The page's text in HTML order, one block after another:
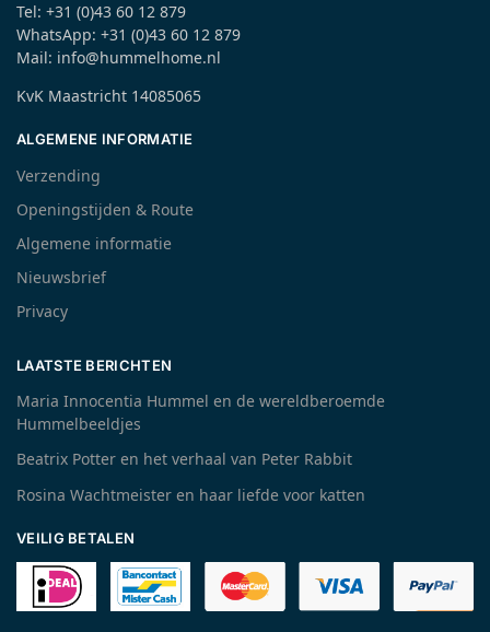
Tel: +31 (0)43 60 12 879
WhatsApp: +31 (0)43 60 12 879
Mail: info@hummelhome.nl
KvK Maastricht 14085065
ALGEMENE INFORMATIE
Verzending
Openingstijden & Route
Algemene informatie
Nieuwsbrief
Privacy
LAATSTE BERICHTEN
Maria Innocentia Hummel en de wereldberoemde
Hummelbeeldjes
Beatrix Potter en het verhaal van Peter Rabbit
Rosina Wachtmeister en haar liefde voor katten
VEILIG BETALEN